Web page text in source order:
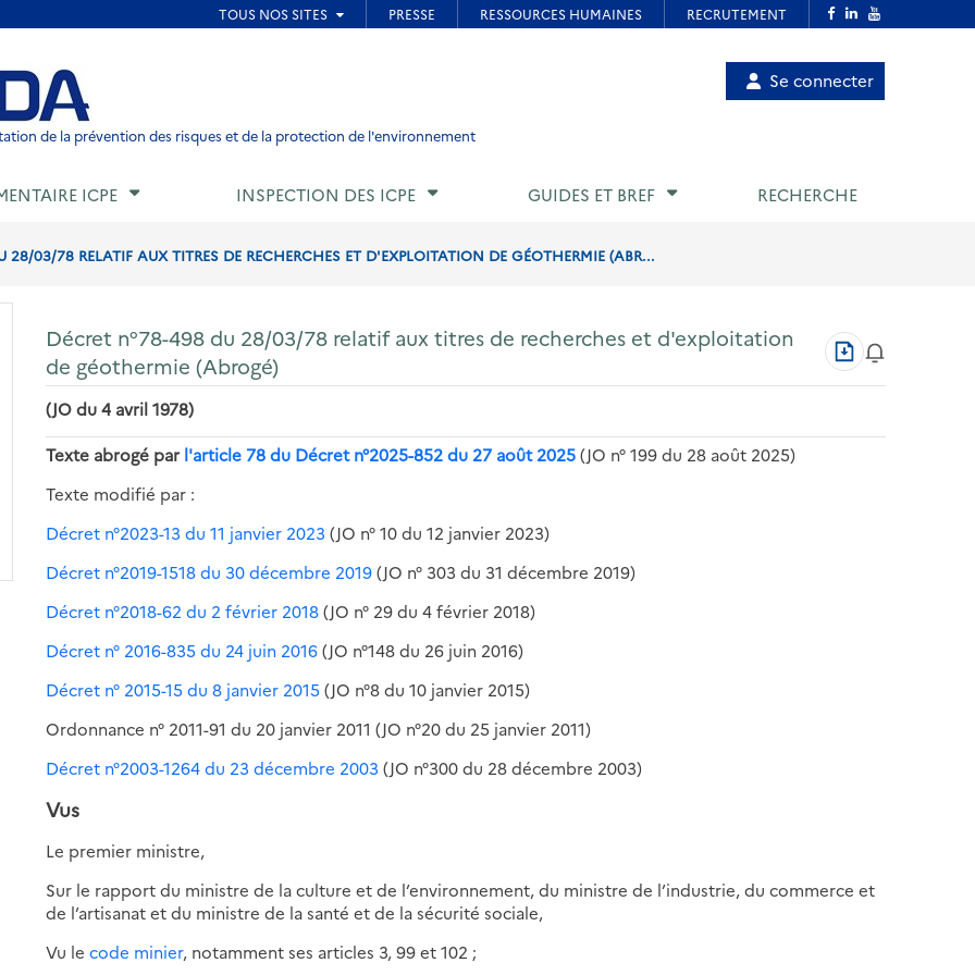
de page
de la prévention des risques et de la protection de l'environnement
Menu
utilisateur
Se connecter
ICPE INSPECTION DES ICPE GUIDES ET BREF RECHERCHE
28/03/78 RELATIF AUX TITRES DE RECHERCHES ET D'EXPLOITATION DE GÉOTHERMIE (ABR...
Décret n°78-498 du 28/03/78 relatif aux titres de recherches et d'exploitation
de géothermie (Abrogé)
Télécharger
au
format
(JO du 4 avril 1978)
Texte abrogé par l'article 78 du Décret n°2025-852 du 27 août 2025(JO n° 199 du 28 août 2025)
Texte modifié par :
Décret n°2023-13 du 11 janvier 2023 (JO n° 10 du 12 janvier 2023)
Décret n°2019-1518 du 30 décembre 2019(JO n° 303 du 31 décembre 2019)
Décret n°2018-62 du 2 février 2018(JO n° 29 du 4 février 2018)
Décret n° 2016-835 du 24 juin 2016(JO n°148 du 26 juin 2016)
Décret n° 2015-15 du 8 janvier 2015 (JO n°8 du 10 janvier 2015)
Ordonnance n° 2011-91 du 20 janvier 2011 (JO n°20 du 25 janvier 2011)
Décret n°2003-1264 du 23 décembre 2003 (JO n°300 du 28 décembre 2003)
Vus
Le premier ministre,
Sur le rapport du ministre de la culture et de l’environnement, du ministre de l’industrie, du commerce et
de l’artisanat et du ministre de la santé et de la sécurité sociale,
Vu lecode minier, notamment ses articles 3, 99 et 102 ;